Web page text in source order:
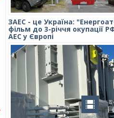
ЗАЕС - це Україна:
фільм до 3-річчя окупації
АЕС у Європі